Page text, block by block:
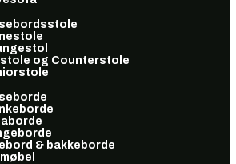
og Counterstole
& bakkeborde